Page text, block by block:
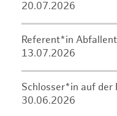
20.07.2026
Referent*in
13.07.2026
Schlosser*in auf der
30.06.2026